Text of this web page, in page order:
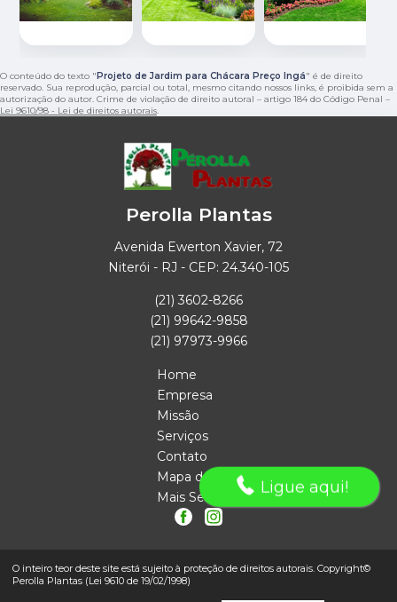
O conteúdo do texto " Projeto de Jardim para Chácara Preço Ingá" é de direito
reservado. Sua reprodução, parcial ou total, mesmo citando nossos links, é proibida sem a
autorização do autor. Crime de violação de direito autoral – artigo 184 do Código Penal –
Lei 9610/98 - Lei de direitos autorais.
Perolla Plantas
Avenida Ewerton Xavier, 72
Niterói - RJ - CEP: 24.340-105
(21) 3602-8266
(21) 99642-9858
(21) 97973-9966
Home
Empresa
Missão
Serviços
Contato
Mapa do site
Mais Serviços
O inteiro teor deste site está sujeito à proteção de direitos autorais. Copyright©
Perolla Plantas (Lei 9610 de 19/02/1998)
Ligue aqui!